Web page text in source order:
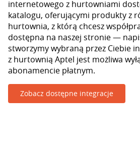
internetowego z hurtowniami
katalogu, oferującymi produkty z
hurtownia, z którą chcesz
dostępna na naszej stronie —
stworzymy wybraną przez Ciebie
z hurtownią Aptel jest możliwa
abonamencie płatnym.
Zobacz dostępne integracje